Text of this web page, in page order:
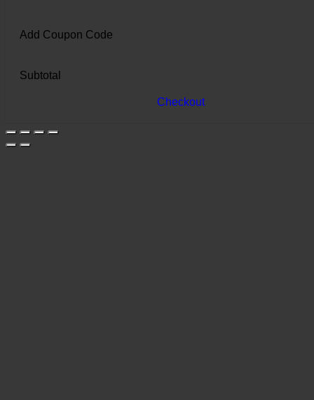
Add Coupon Code
Subtotal
Checkout